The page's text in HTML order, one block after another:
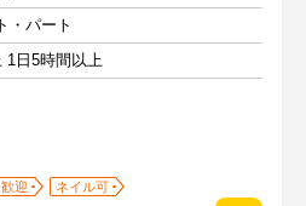
・パート
1日5時間以上
迎
ネイル可